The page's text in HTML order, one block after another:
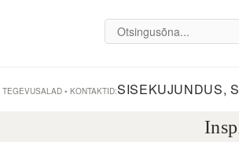
TEGEVUSALAD • KONTAKTID:SISEKUJUNDUS,